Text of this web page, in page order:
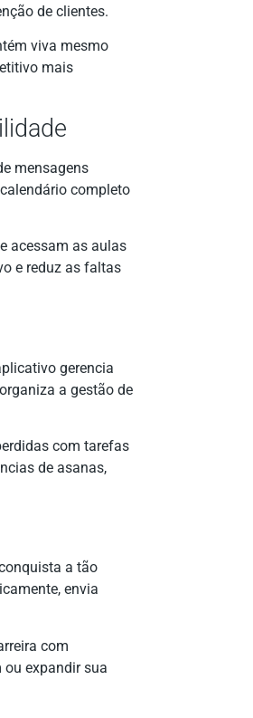
de clientes.
viva mesmo
mais
mensagens
completo
acessam as aulas
e reduz as faltas
gerencia
a gestão de
com tarefas
de asanas,
a tão
envia
com
expandir sua